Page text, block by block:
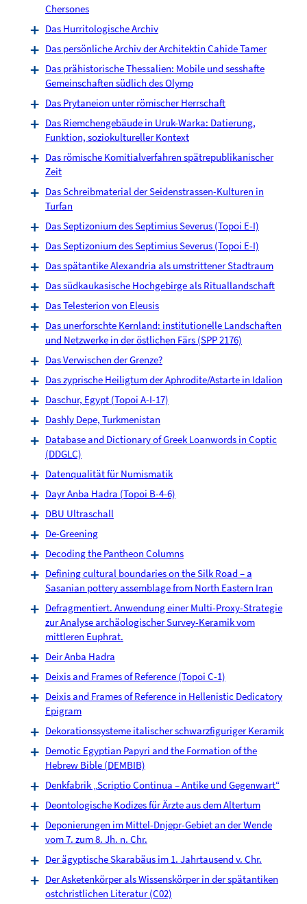
Chersones
Das Hurritologische Archiv
Das persönliche Archiv der Architektin Cahide Tamer
Das prähistorische Thessalien: Mobile und sesshafte
Gemeinschaften südlich des Olymp
Das Prytaneion unter römischer Herrschaft
Das Riemchengebäude in Uruk-Warka: Datierung,
Funktion, soziokultureller Kontext
Das römische Komitialverfahren spätrepublikanischer
Zeit
Das Schreibmaterial der Seidenstrassen-Kulturen in
Turfan
Das Septizonium des Septimius Severus (Topoi E-I)
Das Septizonium des Septimius Severus (Topoi E-I)
Das spätantike Alexandria als umstrittener Stadtraum
Das südkaukasische Hochgebirge als Rituallandschaft
Das Telesterion von Eleusis
Das unerforschte Kernland: institutionelle Landschaften
und Netzwerke in der östlichen Färs (SPP 2176)
Das Verwischen der Grenze?
Das zyprische Heiligtum der Aphrodite/Astarte in Idalion
Daschur, Egypt (Topoi A-I-17)
Dashly Depe, Turkmenistan
Database and Dictionary of Greek Loanwords in Coptic
(DDGLC)
Datenqualität für Numismatik
Dayr Anba Hadra (Topoi B-4-6)
DBU Ultraschall
De-Greening
Decoding the Pantheon Columns
Defining cultural boundaries on the Silk Road – a
Sasanian pottery assemblage from North Eastern Iran
Defragmentiert. Anwendung einer Multi-Proxy-Strategie
zur Analyse archäologischer Survey-Keramik vom
mittleren Euphrat.
Deir Anba Hadra
Deixis and Frames of Reference (Topoi C-1)
Deixis and Frames of Reference in Hellenistic Dedicatory
Epigram
Dekorationssysteme italischer schwarzfiguriger Keramik
Demotic Egyptian Papyri and the Formation of the
Hebrew Bible (DEMBIB)
Denkfabrik „Scriptio Continua – Antike und Gegenwart“
Deontologische Kodizes für Ärzte aus dem Altertum
Deponierungen im Mittel-Dnjepr-Gebiet an der Wende
vom 7. zum 8. Jh. n. Chr.
Der ägyptische Skarabäus im 1. Jahrtausend v. Chr.
Der Asketenkörper als Wissenskörper in der spätantiken
ostchristlichen Literatur (C02)